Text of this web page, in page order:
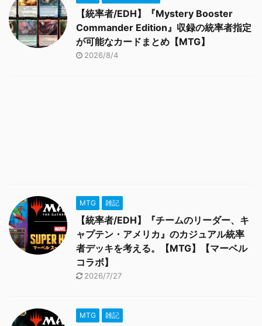
【統率者/EDH】『Mystery Booster
Commander Edition』収録の統率者指定
が可能なカードまとめ【MTG】
2026/8/4
MTG 雑記
【統率者/EDH】『チームのリーダー、キ
ャプテン・アメリカ』のカジュアル統率
者デッキを考える。【MTG】【マーベル
コラボ】
2026/7/27
MTG 雑記